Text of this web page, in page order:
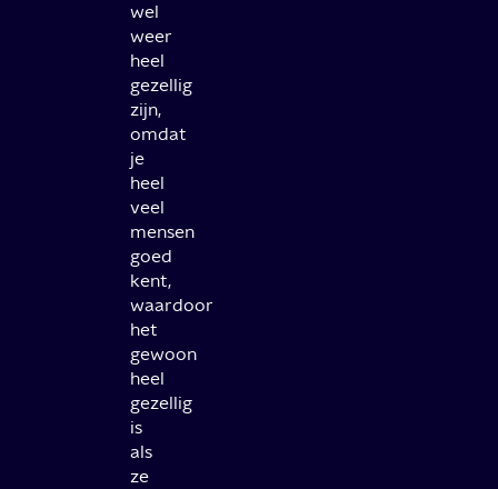
wel
weer
heel
gezellig
zijn,
omdat
je
heel
veel
mensen
goed
kent,
waardoor
het
gewoon
heel
gezellig
is
als
ze